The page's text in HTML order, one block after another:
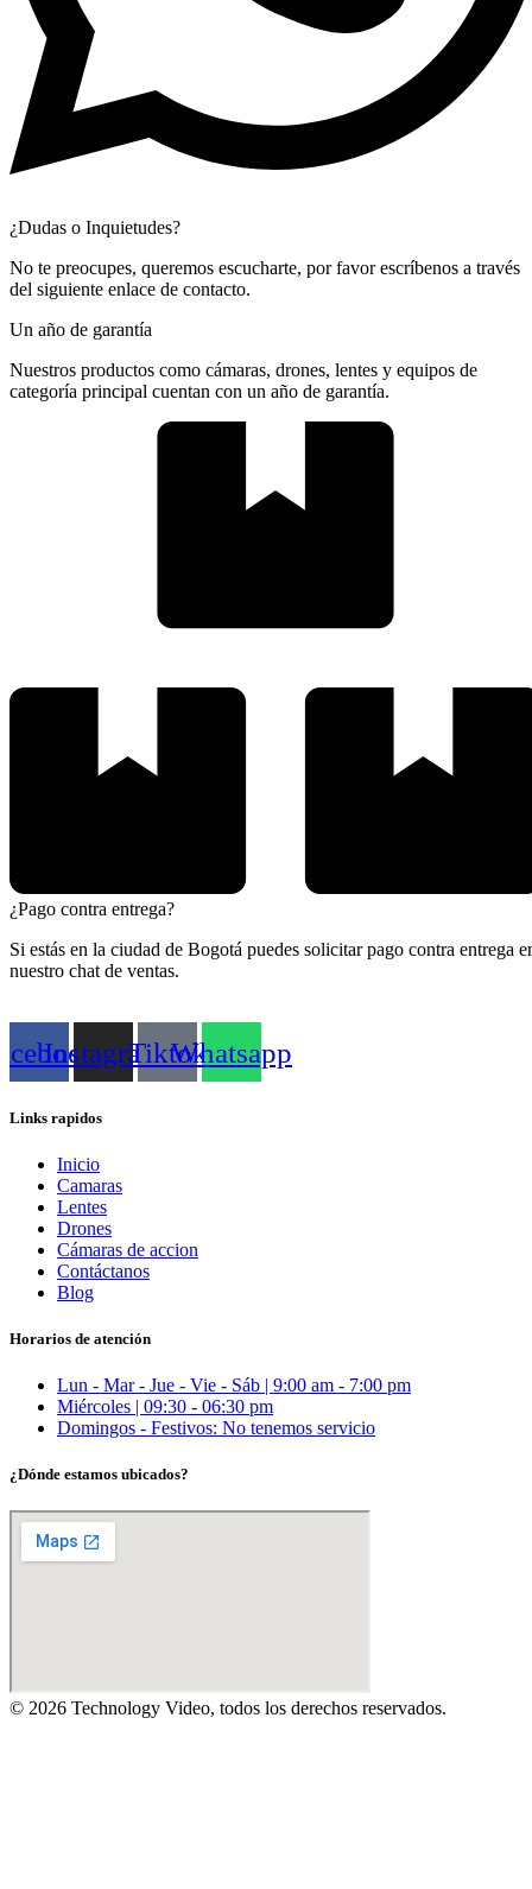
¿Dudas o Inquietudes?
No te preocupes, queremos escucharte, por favor escríbenos a través
del siguiente enlace de contacto.
Un año de garantía
Nuestros productos como cámaras, drones, lentes y equipos de
categoría principal cuentan con un año de garantía.
¿Pago contra entrega?
Si estás en la ciudad de Bogotá puedes solicitar pago contra entrega
nuestro chat de ventas.
InstagramTiktokWhatsapp
Links rapidos
Inicio
Camaras
Lentes
Drones
Cámaras de accion
Contáctanos
Blog
Horarios de atención
Lun - Mar - Jue - Vie - Sáb | 9:00 am - 7:00 pm
Miércoles | 09:30 - 06:30 pm
Domingos - Festivos: No tenemos servicio
¿Dónde estamos ubicados?
© 2026 Technology Video, todos los derechos reservados.